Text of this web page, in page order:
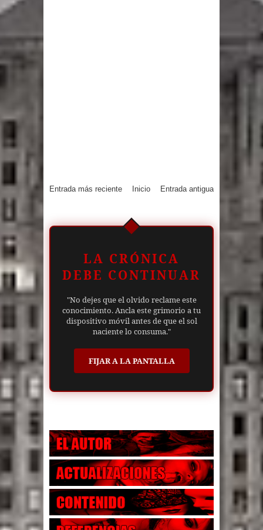
Entrada más reciente Entrada antigua
Inicio
LA CRÓNICA
DEBE CONTINUAR
"No dejes que el olvido reclame este
conocimiento. Ancla este grimorio a tu
dispositivo móvil antes de que el sol
naciente lo consuma."
FIJAR A LA PANTALLA